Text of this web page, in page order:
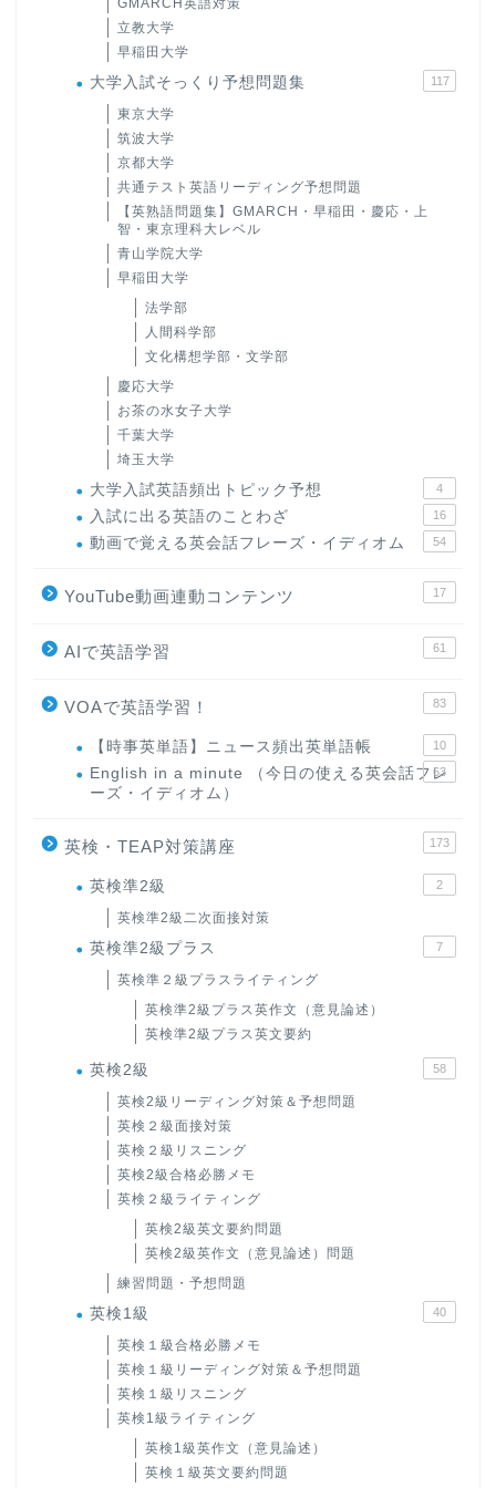
立教大学
早稲田大学
大学入試そっくり予想問題集 117
東京大学
筑波大学
京都大学
共通テスト英語リーディング予想問題
【英熟語問題集】GMARCH・早稲田・慶応・上
智・東京理科大レベル
青山学院大学
早稲田大学
法学部
人間科学部
文化構想学部・文学部
慶応大学
お茶の水女子大学
千葉大学
埼玉大学
大学入試英語頻出トピック予想 4
入試に出る英語のことわざ 16
動画で覚える英会話フレーズ・イディオム 54
YouTube動画連動コンテンツ 17
AIで英語学習 61
VOAで英語学習！ 83
【時事英単語】ニュース頻出英単語帳 10
English in a minute （今日の使える英会話フレ
ーズ・イディオム）
63
英検・TEAP対策講座 173
英検準2級 2
英検準2級二次面接対策
英検準2級プラス 7
英検準２級プラスライティング
英検準2級プラス英作文（意見論述）
英検準2級プラス英文要約
英検2級 58
英検2級リーディング対策＆予想問題
英検２級面接対策
英検２級リスニング
英検2級合格必勝メモ
英検２級ライティング
英検2級英文要約問題
英検2級英作文（意見論述）問題
練習問題・予想問題
英検1級 40
英検１級合格必勝メモ
英検１級リーディング対策＆予想問題
英検１級リスニング
英検1級ライティング
英検1級英作文（意見論述）
英検１級英文要約問題